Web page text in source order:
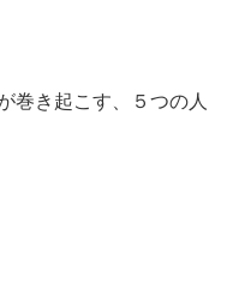
巻き起こす、５つの人